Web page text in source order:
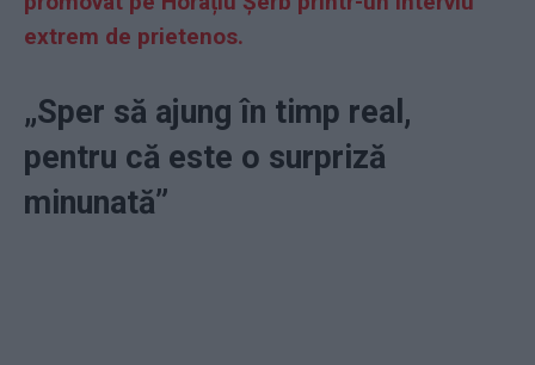
extrem de prietenos.
„Sper să ajung în timp real,
pentru că este o surpriză
minunată”